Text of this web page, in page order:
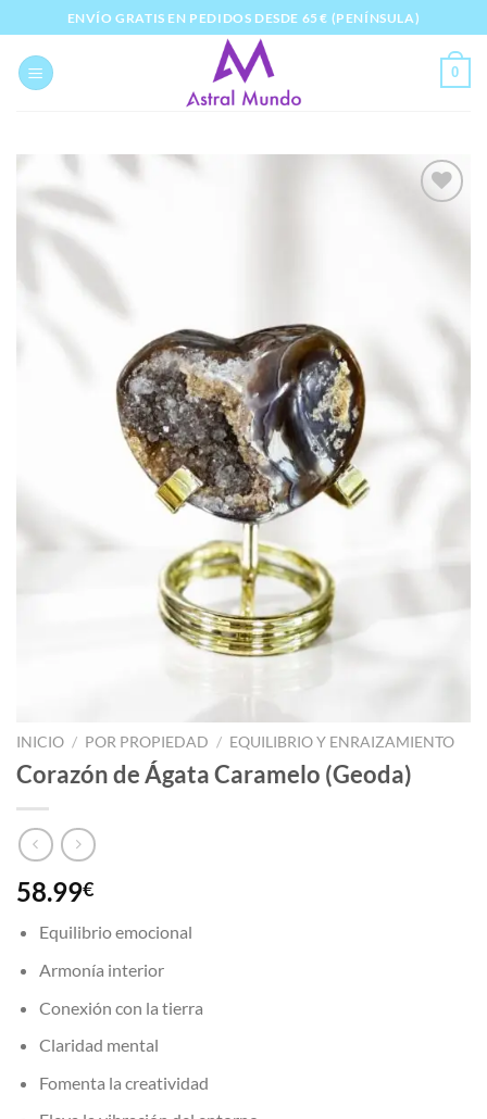
al
contenido
ENVÍO GRATIS EN PEDIDOS DESDE 65 € (PENÍNSULA)
0
INICIO / POR PROPIEDAD / EQUILIBRIO Y ENRAIZAMIENTO
Corazón de Ágata Caramelo (Geoda)
58.99€
Equilibrio emocional
Armonía interior
Conexión con la tierra
Claridad mental
Fomenta la creatividad